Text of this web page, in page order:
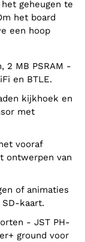
geheugen te
het board
een hoop
en BTLE.
met
ontwerpen van
kaart.
ground voor